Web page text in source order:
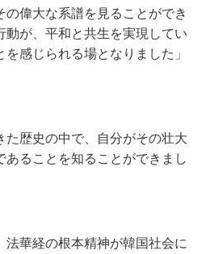
の偉大な系譜を見ることができ
動が、平和と共生を実現してい
感じられる場となりました」
た歴史の中で、自分がその壮大
あることを知ることができまし
法華経の根本精神が韓国社会に